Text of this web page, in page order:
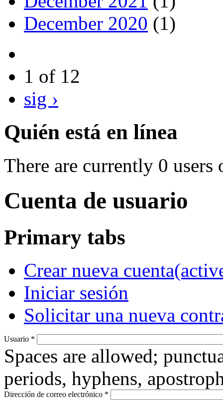
December 2020 (1)
1 of 12
sig ›
Quién está en línea
There are currently 0 users
Cuenta de usuario
Primary tabs
Crear nueva cuenta
Iniciar sesión
Solicitar una nueva
Usuario *
Spaces are allowed;
periods, hyphens,
Dirección de correo electrónico *